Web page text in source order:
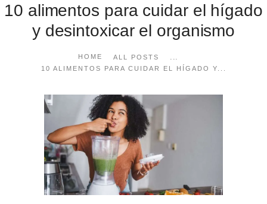
10 alimentos para cuidar el hígado
y desintoxicar el organismo
HOME ALL POSTS ...
10 ALIMENTOS PARA CUIDAR EL HÍGADO Y...